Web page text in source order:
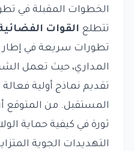
الخطوات المقبلة في
تتطلع القوات
تطورات سريعة في إطار
المداري، حيث تعمل
تقديم نماذج أولية
المستقبل. من المتوقع
ثورة في كيفية حماية
التهديدات الجوية